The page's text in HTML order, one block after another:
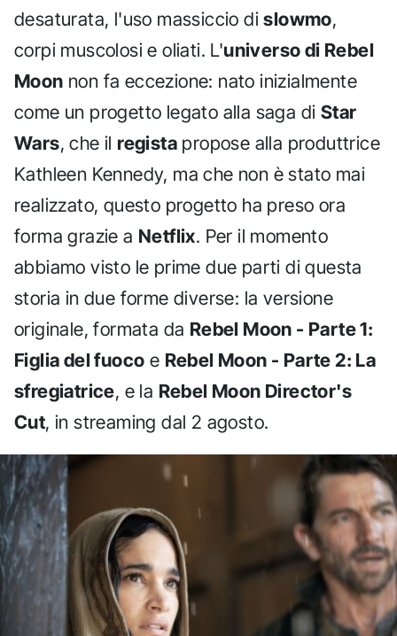
desaturata, l'uso massiccio dislowmo,
corpi muscolosi e oliati. L'universo di Rebel
Moon non fa eccezione: nato inizialmente
come un progetto legato alla saga di Star
Wars, che il regista propose alla produttrice
Kathleen Kennedy, ma che non è stato mai
realizzato, questo progetto ha preso ora
forma grazie a Netflix. Per il momento
abbiamo visto le prime due parti di questa
storia in due forme diverse: la versione
originale, formata da Rebel Moon - Parte 1:
Figlia del fuoco e Rebel Moon - Parte 2: La
sfregiatrice, e la Rebel Moon Director's
Cut, in streaming dal 2 agosto.